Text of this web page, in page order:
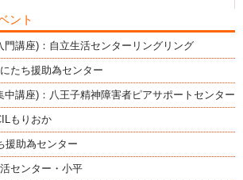
ント
門講座)：自立生活センターリングリング
たち援助為センター
中講座)：八王子精神障害者ピアサポートセンター
もりおか
援助為センター
センター・小平